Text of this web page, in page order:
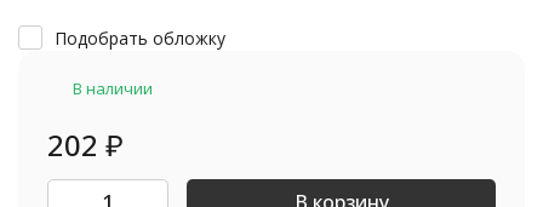
Подобрать обложку
В наличии
202 ₽